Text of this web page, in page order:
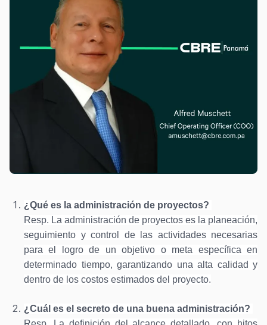
¿Qué es la administración de proyectos?
Resp. La administración de proyectos es la planeación,
seguimiento y control de las actividades necesarias
para el logro de un objetivo o meta específica en
determinado tiempo, garantizando una alta calidad y
dentro de los costos estimados del proyecto.
¿Cuál es el secreto de una buena administración?